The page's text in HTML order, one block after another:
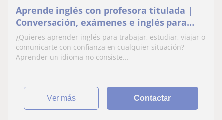
Aprende inglés con profesora titulada |
Conversación, exámenes e inglés para
trabajar
¿Quieres aprender inglés para trabajar, estudiar, viajar o
comunicarte con confianza en cualquier situación?
Aprender un idioma no consiste...
ver más Contactar